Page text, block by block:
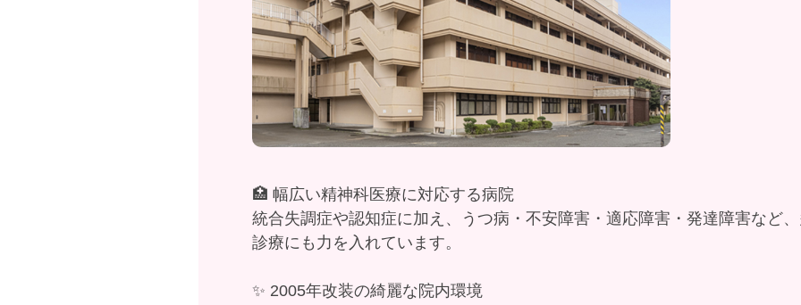
🏥 幅広い精神科医療に対応する病院
統合失調症や認知症に加え、うつ病・不安障害・適応障害・発達障害など
診療にも力を入れています。
✨ 2005年改装の綺麗な院内環境